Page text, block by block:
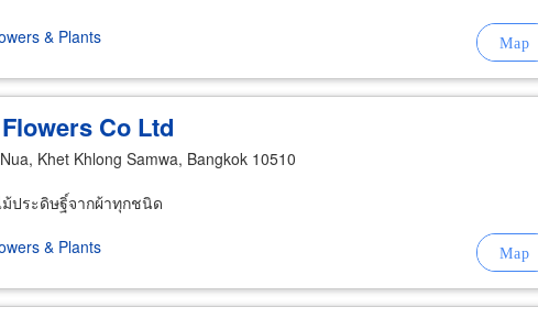
& Plants
Co Ltd
Khet Khlong Samwa, Bangkok 10510
ประดิษฐิ์จากผ้าทุกชนิด
& Plants